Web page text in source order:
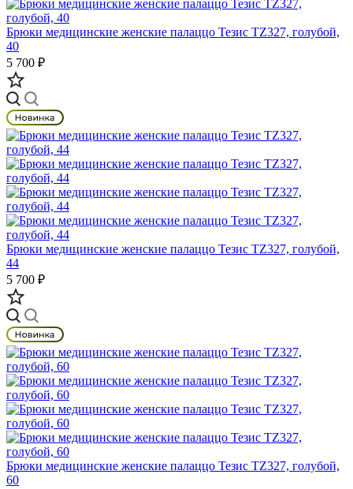
Брюки медицинские женские палаццо Тезис TZ327, голубой,
40
5 700 ₽
Брюки медицинские женские палаццо Тезис TZ327, голубой,
44
5 700 ₽
Брюки медицинские женские палаццо Тезис TZ327, голубой,
60